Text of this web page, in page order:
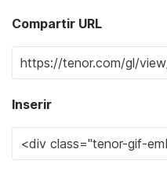
Compartir URL
Inserir